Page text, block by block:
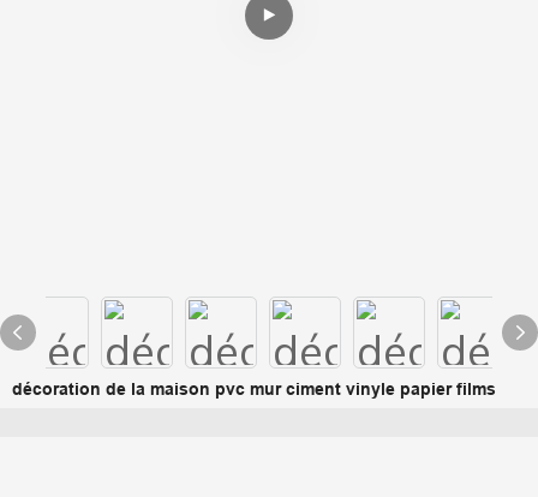
décoration de la maison pvc mur ciment vinyle papier films